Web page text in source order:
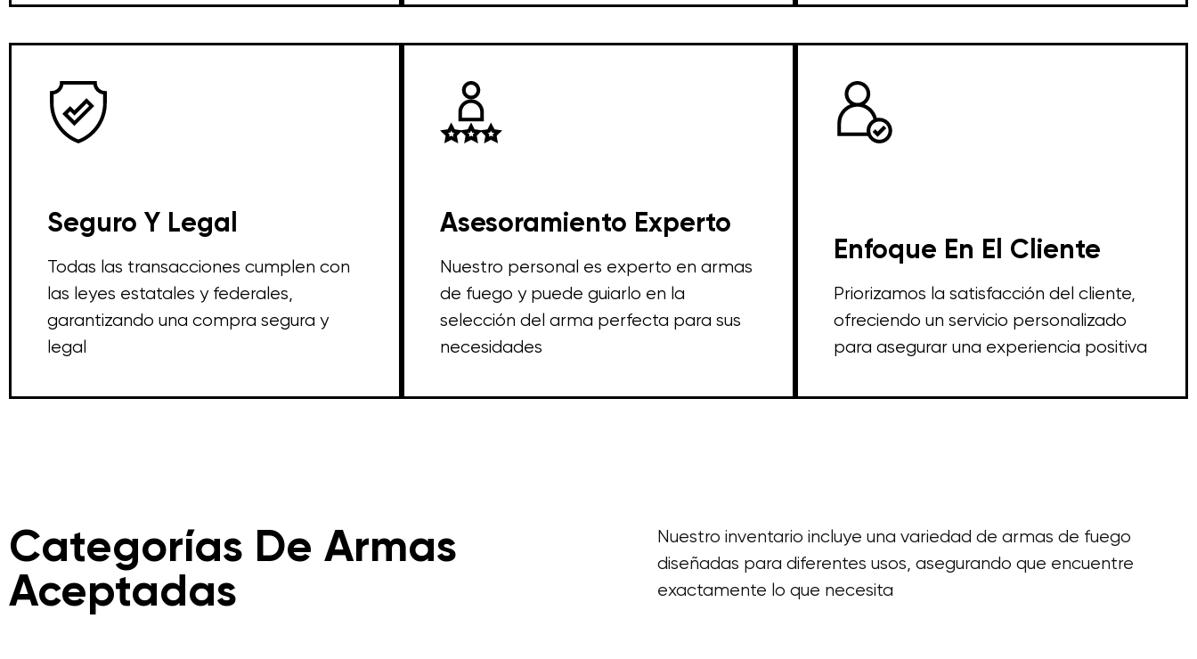
Seguro Y Legal
Todas las transacciones cumplen con
las leyes estatales y federales,
garantizando una compra segura y
legal
Asesoramiento Experto
Nuestro personal es experto en armas
de fuego y puede guiarlo en la
selección del arma perfecta para sus
necesidades
Enfoque En El Cliente
Priorizamos la satisfacción del cliente,
ofreciendo un servicio personalizado
para asegurar una experiencia positiva
Categorías De Armas
Aceptadas
Nuestro inventario incluye una variedad de armas de fuego
diseñadas para diferentes usos, asegurando que encuentre
exactamente lo que necesita